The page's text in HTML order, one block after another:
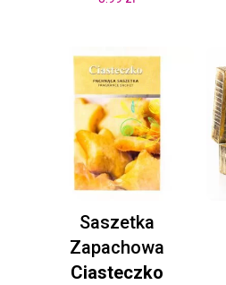
Saszetka
Zapachowa
Ciasteczko